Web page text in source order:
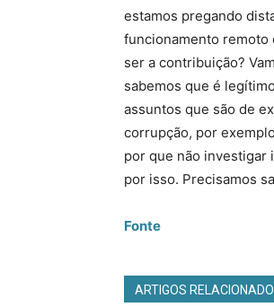
estamos pregando
funcionamento remoto
ser a contribuição?
sabemos que é
assuntos que são de
corrupção, por
por que não investigar
por isso. Precisamos
Fonte
ARTIGOS